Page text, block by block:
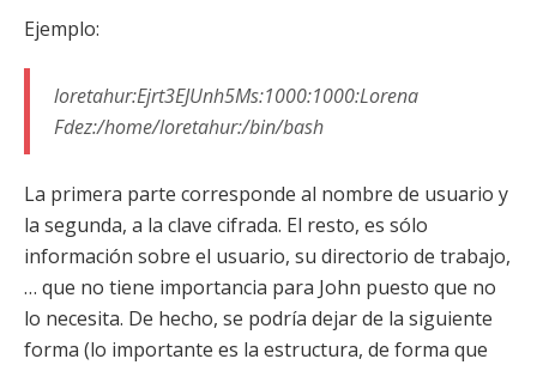
Ejemplo:
loretahur:Ejrt3EJUnh5Ms:1000:1000:Lorena
Fdez:/home/loretahur:/bin/bash
La primera parte corresponde al nombre de usuario y
la segunda, a la clave cifrada. El resto, es sólo
información sobre el usuario, su directorio de trabajo,
… que no tiene importancia para John puesto que no
lo necesita. De hecho, se podría dejar de la siguiente
forma (lo importante es la estructura, de forma que